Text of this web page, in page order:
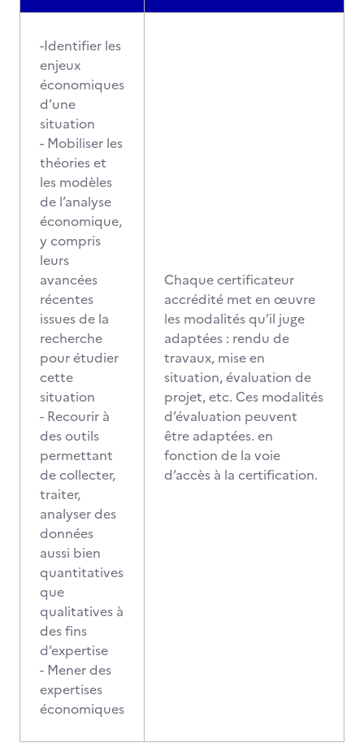
-Identifier les
enjeux
économiques
d’une
situation
- Mobiliser les
théories et
les modèles
de l’analyse
économique,
y compris
leurs
avancées
récentes
issues de la
recherche
pour étudier
cette
situation
- Recourir à
des outils
permettant
de collecter,
traiter,
analyser des
données
aussi bien
quantitatives
que
qualitatives à
des fins
d’expertise
- Mener des
expertises
économiques
Chaque certificateur
accrédité met en œuvre
les modalités qu’il juge
adaptées : rendu de
travaux, mise en
situation, évaluation de
projet, etc. Ces modalités
d’évaluation peuvent
être adaptées. en
fonction de la voie
d’accès à la certification.